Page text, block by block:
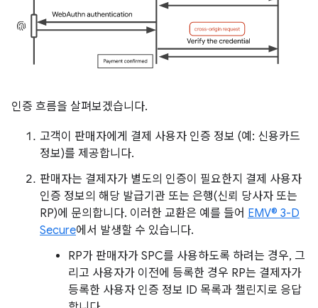
인증 흐름을 살펴보겠습니다.
고객이 판매자에게 결제 사용자 인증 정보 (예: 신용카드
정보)를 제공합니다.
판매자는 결제자가 별도의 인증이 필요한지 결제 사용자
인증 정보의 해당 발급기관 또는 은행(신뢰 당사자 또는
RP)에 문의합니다. 이러한 교환은 예를 들어 EMV® 3-D
Secure에서 발생할 수 있습니다.
RP가 판매자가 SPC를 사용하도록 하려는 경우, 그
리고 사용자가 이전에 등록한 경우 RP는 결제자가
등록한 사용자 인증 정보 ID 목록과 챌린지로 응답